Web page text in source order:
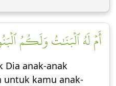
أَمۡ لَهُ ٱلۡبَنَٰتُ وَلَكُمُ
Dia anak-anak
untuk kamu anak-